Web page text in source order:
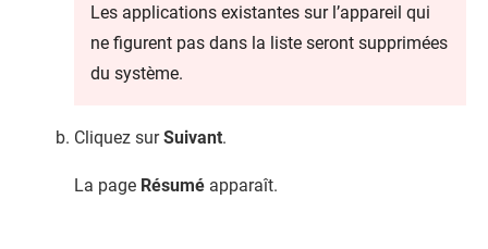
Les applications existantes sur l’appareil qui
ne figurent pas dans la liste seront supprimées
du système.
Cliquez surSuivant.
La page Résumé apparaît.